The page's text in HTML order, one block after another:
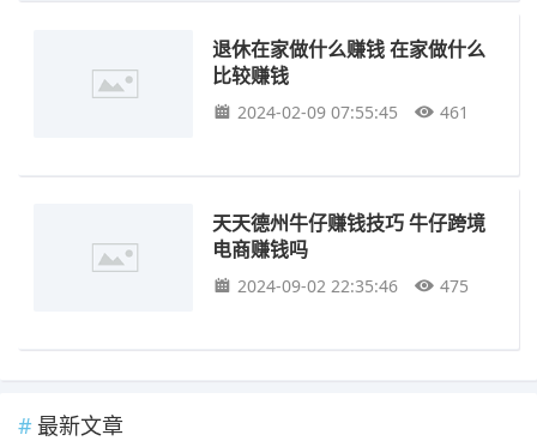
退休在家做什么赚钱 在家做什么
比较赚钱
2024-02-09 07:55:45 461
天天德州牛仔赚钱技巧 牛仔跨境
电商赚钱吗
2024-09-02 22:35:46 475
最新文章